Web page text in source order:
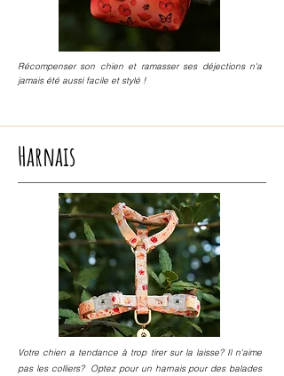
Récompenser son chien et ramasser ses déjections n'a
jamais été aussi facile et stylé !
Harnais
Votre chien a tendance à trop tirer sur la laisse? Il n'aime
pas les colliers? Optez pour un harnais pour des balades